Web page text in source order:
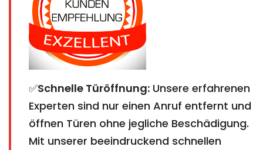
✅Schnelle Türöffnung: Unsere erfahrenen
Experten sind nur einen Anruf entfernt und
öffnen Türen ohne jegliche Beschädigung.
Mit unserer beeindruckend schnellen